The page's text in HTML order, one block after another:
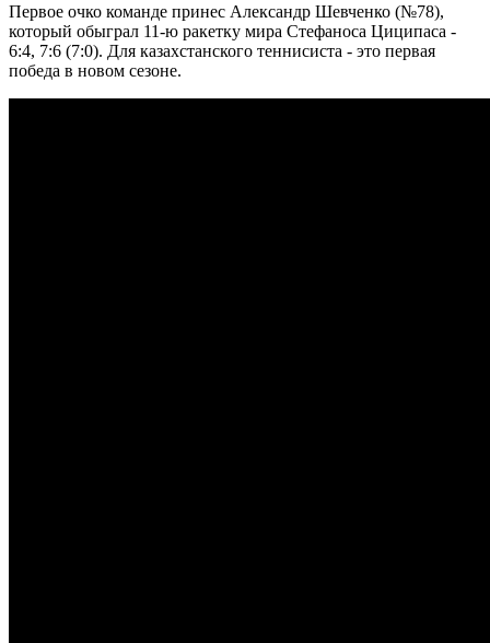
Первое очко команде принес Александр Шевченко (№78),
который обыграл 11-ю ракетку мира Стефаноса Циципаса -
6:4, 7:6 (7:0). Для казахстанского теннисиста - это первая
победа в новом сезоне.